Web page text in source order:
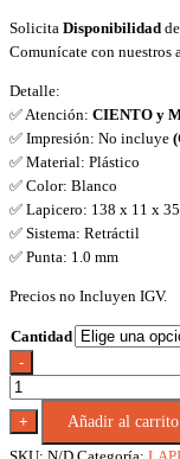
Solicita Disponibilidad
Comunícate con nuestros
Detalle:
✅ Atención: CIENTO y
✅ Impresión: No incluye
✅ Material: Plástico
✅ Color: Blanco
✅ Lapicero: 138 x 11 x
✅ Sistema: Retráctil
✅ Punta: 1.0 mm
Precios no Incluyen IGV.
Cantidad
-
LAPICERO
LP
-
+
Añadir al carrito